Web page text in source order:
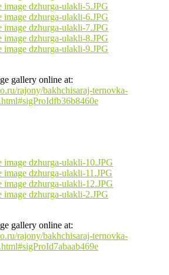
gallery online at:
rajony/bakhchisaraj-ternovka-
gallery online at:
rajony/bakhchisaraj-ternovka-